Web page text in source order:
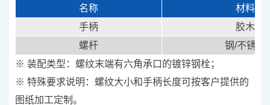
名称
材料
手柄
胶木
螺杆
钢/不锈钢
※ 装配类型：螺纹末端有六角承口的镀锌钢栓；
※ 特殊要求说明：螺纹大小和手柄长度可按客户提供的
图纸加工定制。